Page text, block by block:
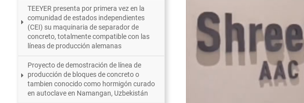
TEEYER presenta por primera vez en la
comunidad de estados independientes
(CEI) su maquinaria de separador de
concreto, totalmente compatible con las
líneas de producción alemanas
Proyecto de demostración de línea de
producción de bloques de concreto o
tambien conocido como hormigón curado
en autoclave en Namangan, Uzbekistán